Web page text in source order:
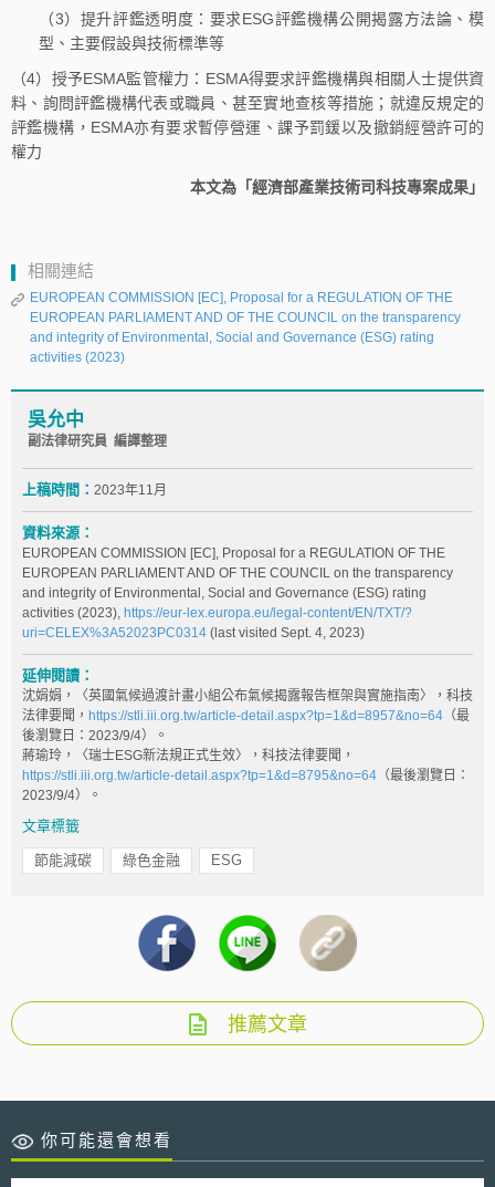
（3）提升評鑑透明度：要求ESG評鑑機構公開揭露方法論、模
型、主要假設與技術標準等
（4）授予ESMA監管權力：ESMA得要求評鑑機構與相關人士提供資
料、詢問評鑑機構代表或職員、甚至實地查核等措施；就違反規定的
評鑑機構，ESMA亦有要求暫停營運、課予罰鍰以及撤銷經營許可的
權力
本文為「經濟部產業技術司科技專案成果」
相關連結
EUROPEAN COMMISSION [EC], Proposal for a REGULATION OF THE
EUROPEAN PARLIAMENT AND OF THE COUNCIL on the transparency
and integrity of Environmental, Social and Governance (ESG) rating
activities (2023)
吳允中
副法律研究員 編譯整理
上稿時間： 2023年11月
資料來源：
EUROPEAN COMMISSION [EC], Proposal for a REGULATION OF THE
EUROPEAN PARLIAMENT AND OF THE COUNCIL on the transparency
and integrity of Environmental, Social and Governance (ESG) rating
activities (2023), https://eur-lex.europa.eu/legal-content/EN/TXT/?
uri=CELEX%3A52023PC0314 (last visited Sept. 4, 2023)
延伸閱讀：
沈娟娟，〈英國氣候過渡計畫小組公布氣候揭露報告框架與實施指南〉，科技
法律要聞， https://stli.iii.org.tw/article-detail.aspx?tp=1&d=8957&no=64 （最
後瀏覽日：2023/9/4）。
蔣瑜玲，〈瑞士ESG新法規正式生效〉，科技法律要聞，
https://stli.iii.org.tw/article-detail.aspx?tp=1&d=8795&no=64 （最後瀏覽日：
2023/9/4）。
文章標籤
節能減碳 綠色金融 ESG
推薦文章
你可能還會想看